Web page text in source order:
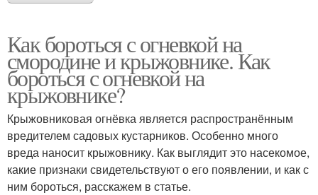
Как бороться с огневкой на
смородине и крыжовнике. Как
бороться с огневкой на
крыжовнике?
Крыжовниковая огнёвка является распространённым
вредителем садовых кустарников. Особенно много
вреда наносит крыжовнику. Как выглядит это насекомое,
какие признаки свидетельствуют о его появлении, и как с
ним бороться, расскажем в статье.